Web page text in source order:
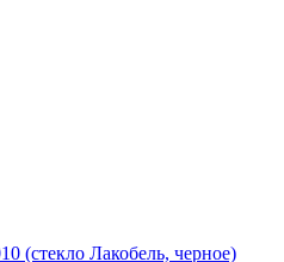
(стекло Лакобель, черное)